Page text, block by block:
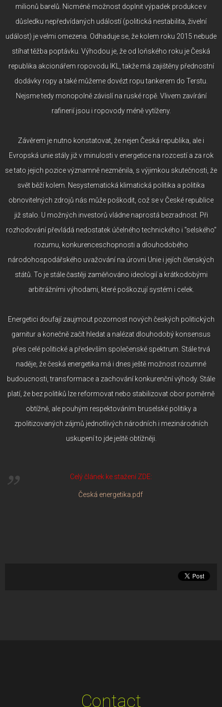
milionů barelů. Nicméně možnost doplnit výpadek produkce v
důsledku nepředvídaných událostí (politická nestabilita, živelní
událost) je velmi omezena. Odhaduje se, že kolem roku 2015 nebude
stíhat těžba poptávku. Výhodou je, že od loňského roku je Česká
republika akcionářem ropovodu IKL, takže má zajištěny přednostní
dodávky ropy a také můžeme dovézt ropu tankerem do Terstu.
Nejsme tedy monopolně závislí na ruské ropě. Vlivem zavírání
rafinerií jsou i ropovody méně vytíženy.
Závěrem je nutno konstatovat, že nejen Česká republika, ale i
Evropská unie stály již v minulosti v energetice na rozcestí a za rok
se tato jejich pozice významně nezměnila, s výjimkou skutečnosti, že
svět běží kolem. Nesystematická klimatická politika a politika
obnovitelných zdrojů nás může poškodit, což se v České republice
již stalo. U možných investorů vládne naprostá bezradnost. Při
rozhodování převládá nedostatek účelného technického i "selského"
rozumu, konkurenceschopnosti a dlouhodobého
národohospodářského uvažování na úrovni Unie i jejích členských
států. To je stále častěji zaměňováno ideologií a krátkodobými
arbitrážními výhodami, které poškozují systém i celek.
Energetici doufají zaujmout pozornost nových českých politických
garnitur a konečně začít hledat a nalézat dlouhodobý konsensus
přes celé politické a především společenské spektrum. Stále trvá
naděje, že česká energetika má i dnes ještě možnost rozumné
budoucnosti, transformace a zachování konkurenční výhody. Stále
platí, že bez politiků lze reformovat nebo stabilizovat obor poměrně
obtížně, ale pouhým respektováním bruselské politiky a
zpolitizovaných zájmů jednotlivých národních i mezinárodních
uskupení to jde ještě obtížněji.
Celý článek ke stažení ZDE:
Česká energetika.pdf
Contact